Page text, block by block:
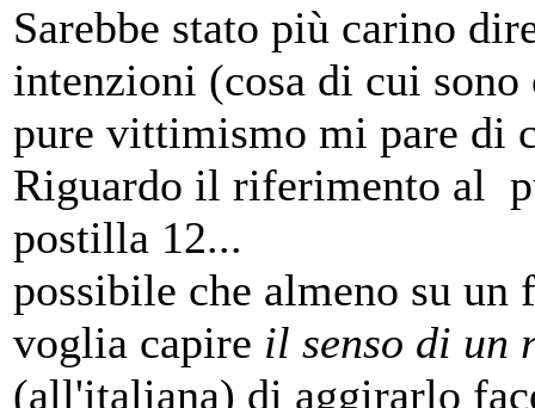
Sarebbe stato più carino
intenzioni (cosa di cui
pure vittimismo mi pare di
Riguardo il riferimento al
postilla 12...
possibile che almeno su
voglia capire il senso di un
(all'italiana) di aggirarlo